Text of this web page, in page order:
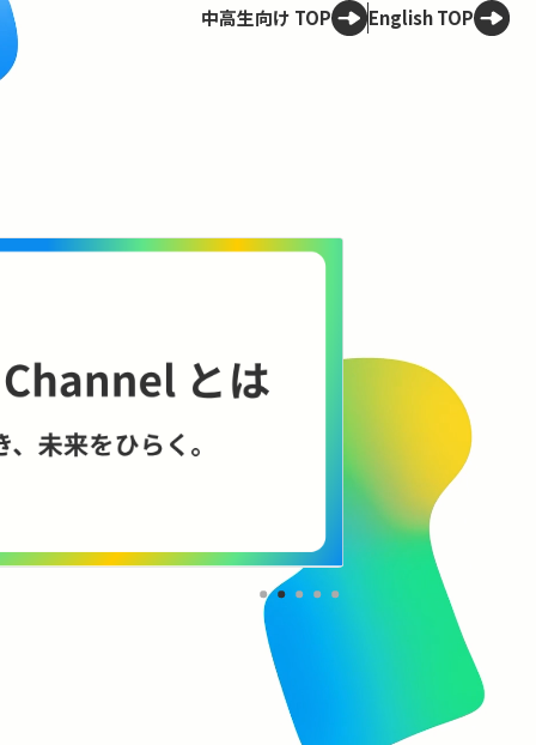
中高生向け TOP English TOP
AIやロボット
に何をもたら
に、技術と社会
コンテンツを見